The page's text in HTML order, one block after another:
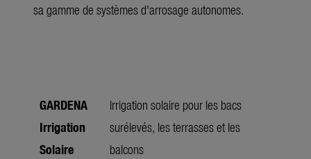
sa gamme de systèmes d'arrosage autonomes.
GARDENA
Irrigation
Solaire
Irrigation solaire pour les bacs
surélevés, les terrasses et les
balcons